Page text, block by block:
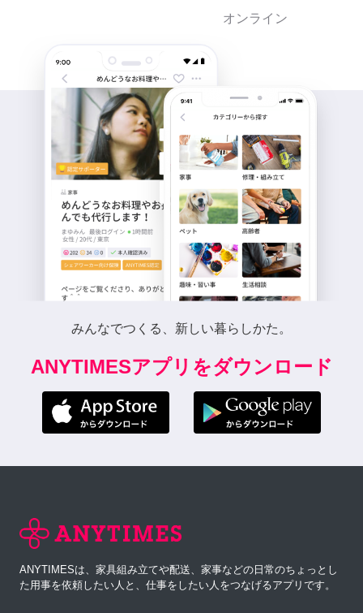
オンライン
みんなでつくる、新しい暮らしかた。
ANYTIMESアプリをダウンロード
ANYTIMESは、家具組み立てや配送、家事などの日常のちょっとし
た用事を依頼したい人と、仕事をしたい人をつなげるアプリです。